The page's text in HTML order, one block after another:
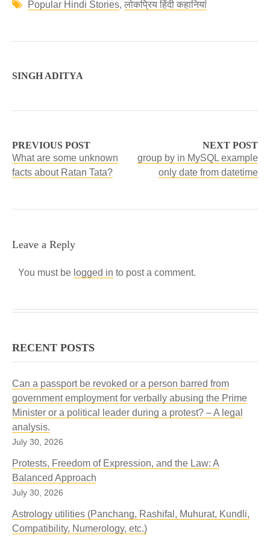
Popular Hindi Stories, लोकप्रिय हिंदी कहानियां
SINGH ADITYA
PREVIOUS POST
What are some unknown
facts about Ratan Tata?
NEXT POST
group by in MySQL example
only date from datetime
Leave a Reply
You must be logged in to post a comment.
RECENT POSTS
Can a passport be revoked or a person barred from
government employment for verbally abusing the Prime
Minister or a political leader during a protest? – A legal
analysis.
July 30, 2026
Protests, Freedom of Expression, and the Law: A
Balanced Approach
July 30, 2026
Astrology utilities (Panchang, Rashifal, Muhurat, Kundli,
Compatibility, Numerology, etc.)